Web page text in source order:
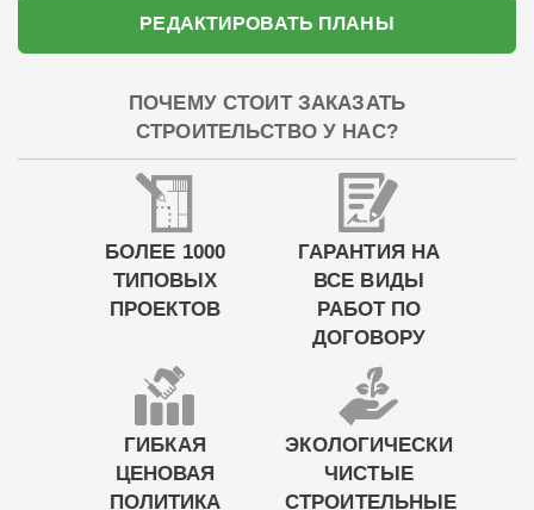
РЕДАКТИРОВАТЬ ПЛАНЫ
ПОЧЕМУ СТОИТ ЗАКАЗАТЬ
СТРОИТЕЛЬСТВО У НАС?
БОЛЕЕ 1000
ТИПОВЫХ
ПРОЕКТОВ
ГАРАНТИЯ НА
ВСЕ ВИДЫ
РАБОТ ПО
ДОГОВОРУ
ГИБКАЯ
ЦЕНОВАЯ
ПОЛИТИКА
ЭКОЛОГИЧЕСКИ
ЧИСТЫЕ
СТРОИТЕЛЬНЫЕ